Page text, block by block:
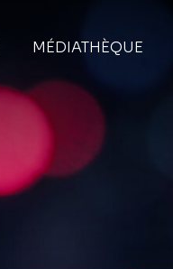
MÉDIATHÈQUE